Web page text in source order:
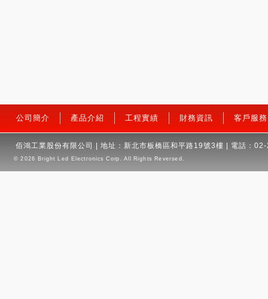
公司簡介 產品介紹 工程實績 財務資訊 客戶服務
佰鴻工業股份有限公司 | 地址：新北市板橋區和平路19號3樓 | 電話：
© 2026 Bright Led Electronics Corp. All Rights Reversed.